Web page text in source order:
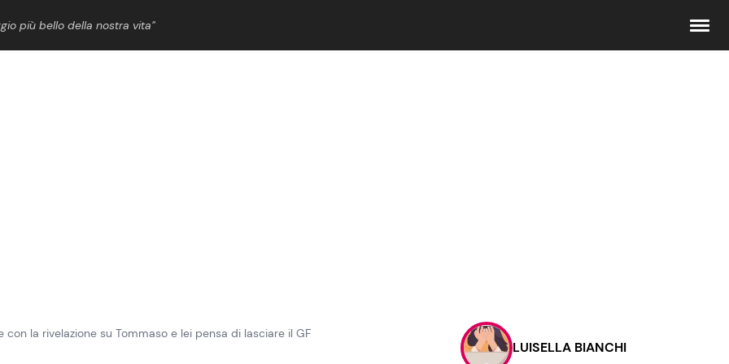
più bello della nostra vita”
Contattaci
Pubblicità
la rivelazione su Tommaso e lei pensa di lasciare il GF
LUISELLA BIANCHI